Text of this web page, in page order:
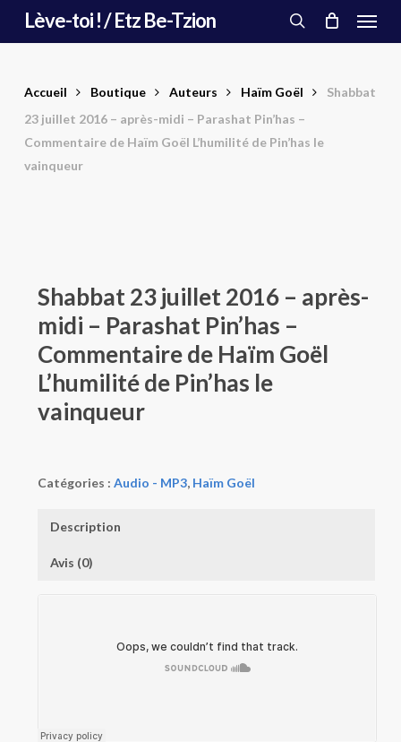
Lève-toi ! / Etz Be-Tzion
search
Menu
Accueil Boutique Auteurs Haïm Goël
Shabbat
23 juillet 2016 – après-midi – Parashat Pin’has –
Commentaire de Haïm Goël L’humilité de Pin’has le
vainqueur
Shabbat 23 juillet 2016 – après-
midi – Parashat Pin’has –
Commentaire de Haïm Goël
L’humilité de Pin’has le
vainqueur
Catégories : Audio - MP3, Haïm Goël
Description
Avis (0)